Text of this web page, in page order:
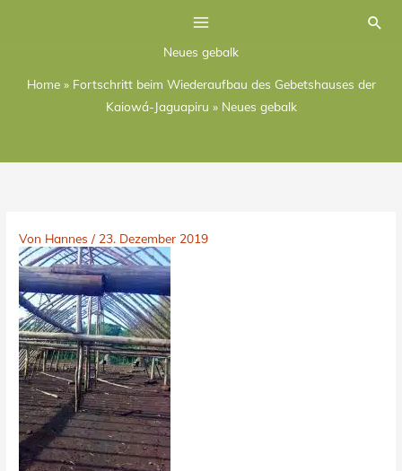
Neues gebalk
Home » Fortschritt beim Wiederaufbau des Gebetshauses der
Kaiowá-Jaguapiru » Neues gebalk
Von Hannes/ 23. Dezember 2019